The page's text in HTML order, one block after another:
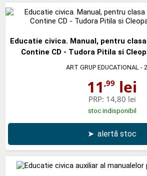
Educatie civica. Manual, pentru
Contine CD - Tudora Pitila si
ART GRUP EDUCATIONAL -
11 ,99 lei
PRP: 14,80 lei
stoc indisponibil
➤ alertă stoc